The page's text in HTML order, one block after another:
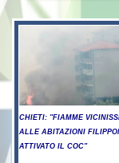
CHIETI: "FIAMME
ALLE ABITAZIONI
ATTIVATO IL COC"